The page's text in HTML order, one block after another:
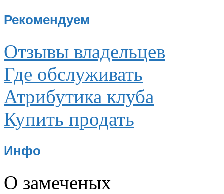
Рекомендуем
Отзывы владельцев
Где обслуживать
Атрибутика клуба
Купить продать
Инфо
О замеченых